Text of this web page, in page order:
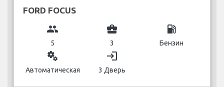
FORD FOCUS
group
5
business_center
3
local_gas_station
Бензин
miscellaneous_services
Автоматическая
login
3 Дверь